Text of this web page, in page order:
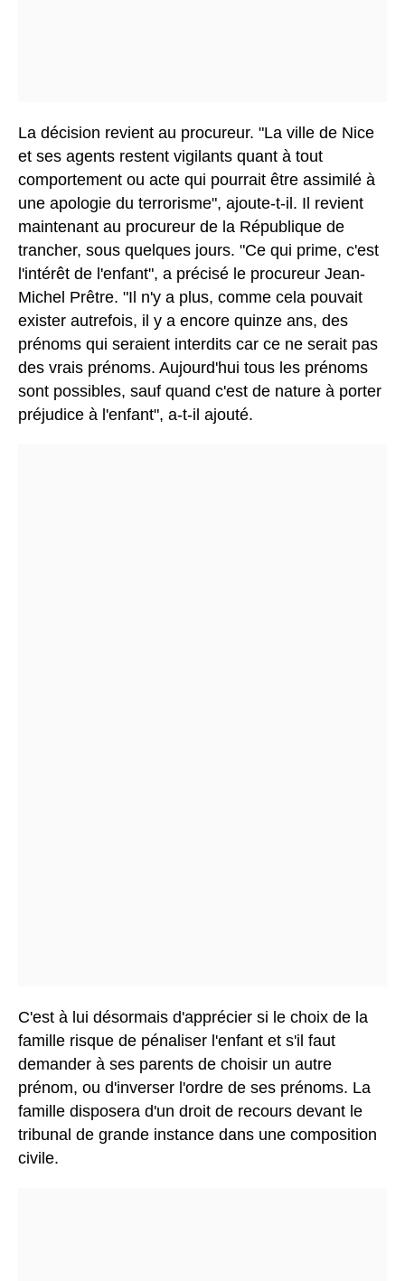
La décision revient au procureur. "La ville de Nice
et ses agents restent vigilants quant à tout
comportement ou acte qui pourrait être assimilé à
une apologie du terrorisme", ajoute-t-il. Il revient
maintenant au procureur de la République de
trancher, sous quelques jours. "Ce qui prime, c'est
l'intérêt de l'enfant", a précisé le procureur Jean-
Michel Prêtre. "Il n'y a plus, comme cela pouvait
exister autrefois, il y a encore quinze ans, des
prénoms qui seraient interdits car ce ne serait pas
des vrais prénoms. Aujourd'hui tous les prénoms
sont possibles, sauf quand c'est de nature à porter
préjudice à l'enfant", a-t-il ajouté.
C'est à lui désormais d'apprécier si le choix de la
famille risque de pénaliser l'enfant et s'il faut
demander à ses parents de choisir un autre
prénom, ou d'inverser l'ordre de ses prénoms. La
famille disposera d'un droit de recours devant le
tribunal de grande instance dans une composition
civile.